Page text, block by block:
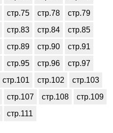
стр.75 стр.78
стр.79
стр.83 стр.84
стр.85
стр.89 стр.90
стр.91
стр.95 стр.96
стр.97
стр.101 стр.102
стр.103
стр.107 стр.108
стр.109
стр.111